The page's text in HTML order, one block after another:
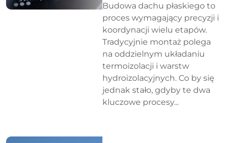
Budowa dachu płaskiego to
proces wymagający precyzji i
koordynacji wielu etapów.
Tradycyjnie montaż polega
na oddzielnym układaniu
termoizolacji i warstw
hydroizolacyjnych. Co by się
jednak stało, gdyby te dwa
kluczowe procesy...